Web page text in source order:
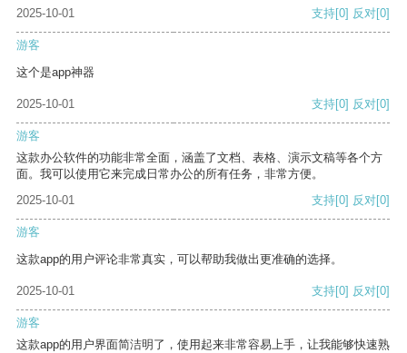
2025-10-01 支持[0] 反对[0]
游客
这个是app神器
2025-10-01 支持[0] 反对[0]
游客
这款办公软件的功能非常全面，涵盖了文档、表格、演示文稿等各个方
面。我可以使用它来完成日常办公的所有任务，非常方便。
2025-10-01
支持[0] 反对[0]
游客
这款app的用户评论非常真实，可以帮助我做出更准确的选择。
2025-10-01 支持[0] 反对[0]
游客
这款app的用户界面简洁明了，使用起来非常容易上手，让我能够快速熟